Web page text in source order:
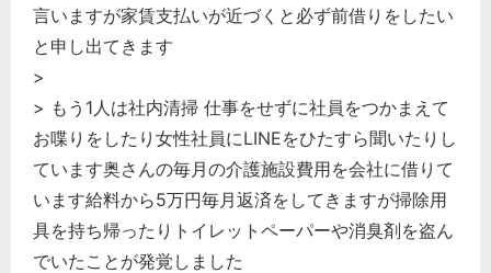
言いますが家賃支払いが近づくと必ず前借りをしたい
と申し出てきます
>
> もう1人は社内清掃 仕事をせずに社員をつかまえて
お喋りをしたり女性社員にLINEをひたすら聞いたりし
ています奥さんの毎月の介護施設費用を会社に借りて
います給料から5万円毎月返済をしてきますが掃除用
具を持ち帰ったりトイレットペーパーや消臭剤を盗ん
でいたことが発覚しました